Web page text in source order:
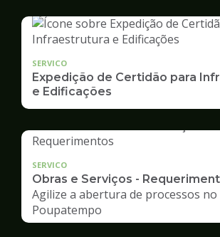
SERVICO
Expedição de Certidão para
e Edificações
SERVICO
Obras e Serviços -
Agilize a abertura de processos no
Poupatempo